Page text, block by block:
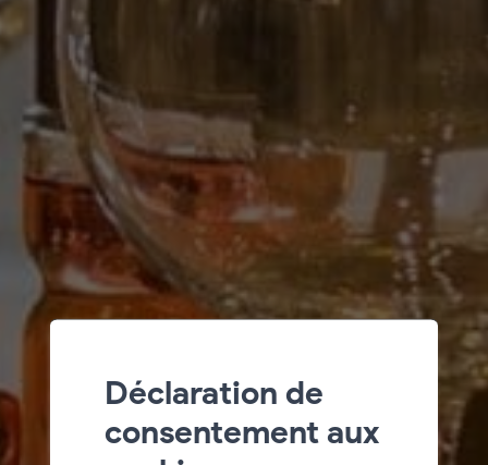
Déclaration de
consentement aux